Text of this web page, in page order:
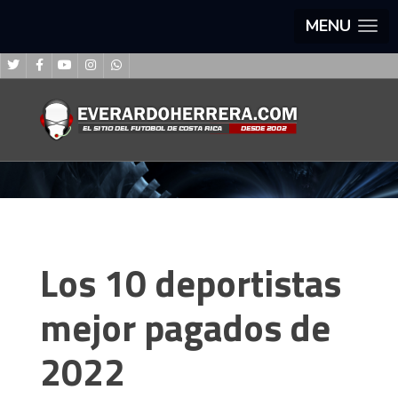
MENU
Los 10 deportistas
mejor pagados de
2022